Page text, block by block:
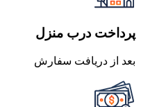
پرداخت درب منزل
بعد از دریافت سفارش